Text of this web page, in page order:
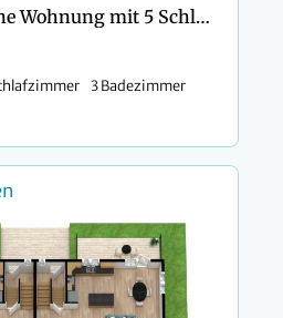
Grundriss für eine Wohnung mit 5 Schlafzimmern und 3 Bädern
3 Badezimmer